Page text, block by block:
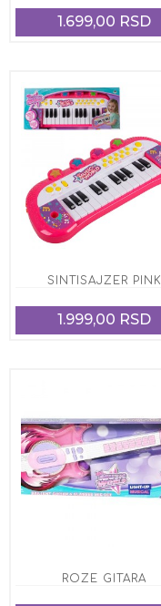
1.699,00 RSD
SINTISAJZER PINK
1.999,00 RSD
ROZE GITARA